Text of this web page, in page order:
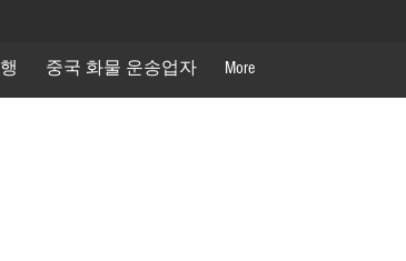
중국 화물 운송업자 More